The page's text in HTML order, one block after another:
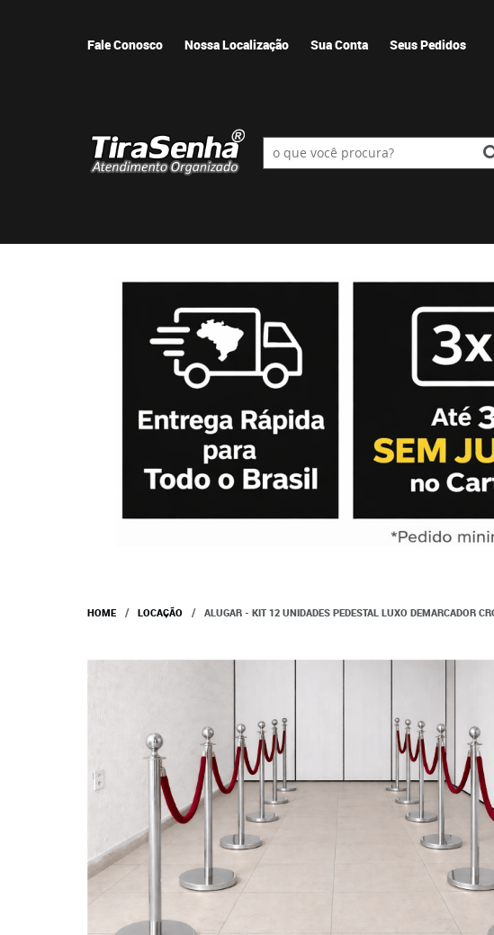
Fale Conosco Nossa Localização Sua Conta Seus Pedidos
HOME LOCAÇÃO ALUGAR - KIT 12 UNIDADES PEDESTAL LUXO DEMARCADOR